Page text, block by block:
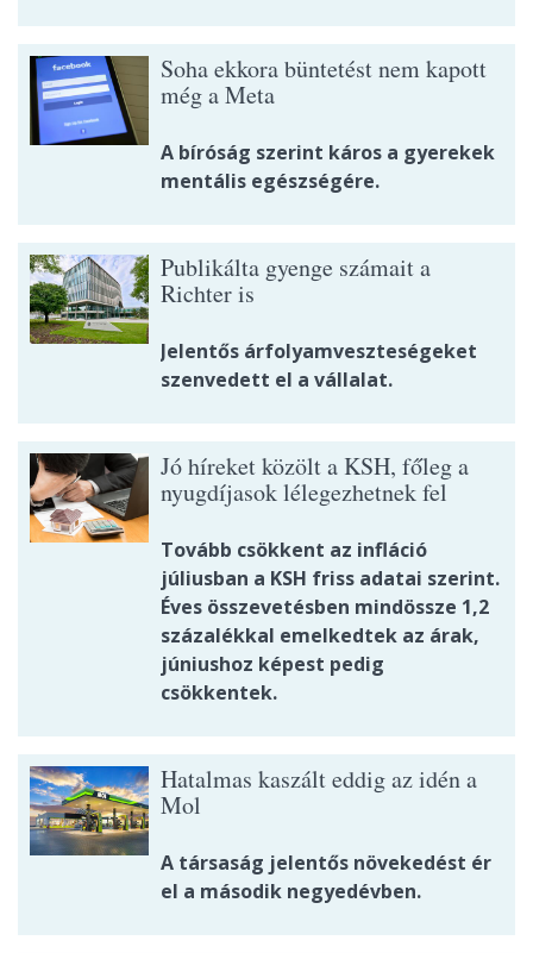
Soha ekkora büntetést nem kapott
még a Meta
A bíróság szerint káros a gyerekek
mentális egészségére.
Publikálta gyenge számait a
Richter is
Jelentős árfolyamveszteségeket
szenvedett el a vállalat.
Jó híreket közölt a KSH, főleg a
nyugdíjasok lélegezhetnek fel
Tovább csökkent az infláció
júliusban a KSH friss adatai szerint.
Éves összevetésben mindössze 1,2
százalékkal emelkedtek az árak,
júniushoz képest pedig
csökkentek.
Hatalmas kaszált eddig az idén a
Mol
A társaság jelentős növekedést ér
el a második negyedévben.